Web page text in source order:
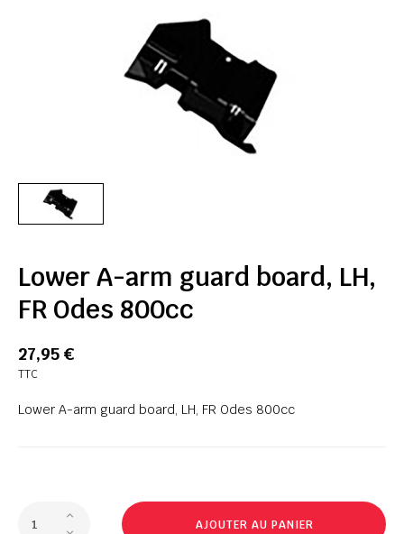
Lower A-arm guard board, LH,
FR Odes 800cc
27,95 €
TTC
Lower A-arm guard board, LH, FR Odes 800cc
AJOUTER AU PANIER